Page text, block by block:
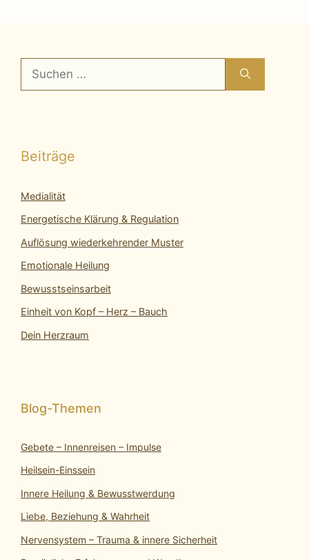
nach:
Beiträge
Medialität
Energetische Klärung & Regulation
Auflösung wiederkehrender Muster
Emotionale Heilung
Bewusstseinsarbeit
Einheit von Kopf – Herz – Bauch
Dein Herzraum
Gebete – Innenreisen – Impulse
Heilsein-Einssein
Innere Heilung & Bewusstwerdung
Liebe, Beziehung & Wahrheit
Nervensystem – Trauma & innere Sicherheit